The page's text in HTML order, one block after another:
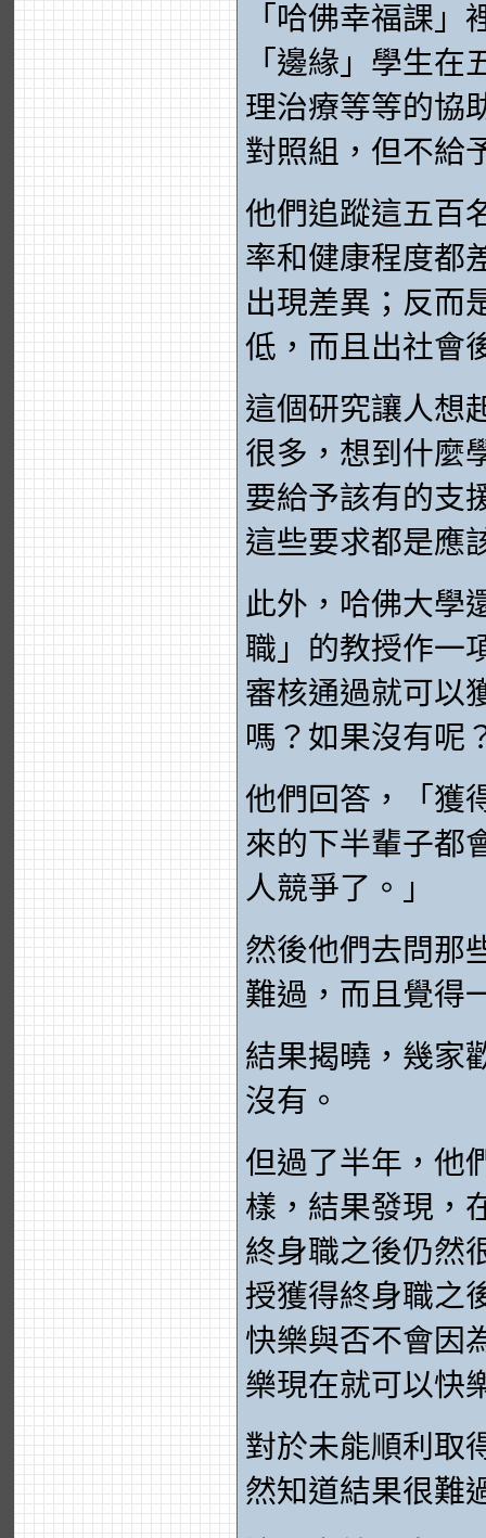
「哈佛幸福課
「邊緣」學生
理治療等等的協
對照組，但不給
他們追蹤這五百
率和健康程度都
出現差異；反而
低，而且出社會
這個研究讓人想
很多，想到什麼
要給予該有的支
這些要求都是應
此外，哈佛大學
職」的教授作一
審核通過就可以
嗎？如果沒有呢
他們回答，「獲
來的下半輩子都
人競爭了。」
然後他們去問那
難過，而且覺得
結果揭曉，幾家
沒有。
但過了半年，他
樣，結果發現，
終身職之後仍然
授獲得終身職之
快樂與否不會因
樂現在就可以快
對於未能順利取
然知道結果很難